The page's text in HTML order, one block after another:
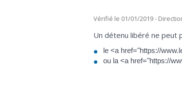
Vérifié le 01/01/2019 -
Un détenu libéré ne peut
le <a href="https://
ou la <a href="https://